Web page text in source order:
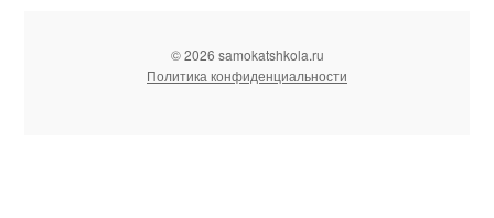
© 2026 samokatshkola.ru
Политика конфиденциальности